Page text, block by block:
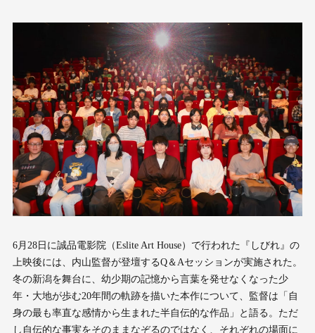
6月28日に誠品電影院（Eslite Art House）で行われた『しびれ』の
上映後には、内山監督が登壇するQ＆Aセッションが実施された。
冬の新潟を舞台に、幼少期の記憶から言葉を発せなくなった少
年・大地が歩む20年間の軌跡を描いた本作について、監督は「自
身の最も率直な感情から生まれた半自伝的な作品」と語る。ただ
し自伝的な事実をそのままなぞるのではなく、それぞれの場面に